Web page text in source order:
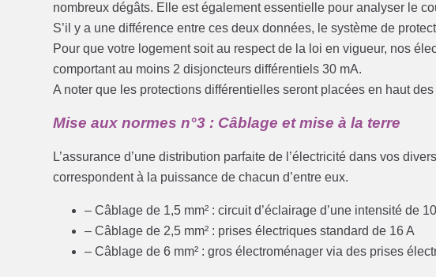
nombreux dégâts. Elle est également essentielle pour analyser le
S’il y a une différence entre ces deux données, le système de
Pour que votre logement soit au respect de la loi en vigueur, nos
comportant au moins 2 disjoncteurs différentiels 30 mA.
A noter que les protections différentielles seront placées en haut
Mise aux normes n°3 : Câblage et mise à la terre
L’assurance d’une distribution parfaite de l’électricité dans vos
correspondent à la puissance de chacun d’entre eux.
– Câblage de 1,5 mm² : circuit d’éclairage d’une intensité de
– Câblage de 2,5 mm² : prises électriques standard de 16 A
– Câblage de 6 mm² : gros électroménager via des prises